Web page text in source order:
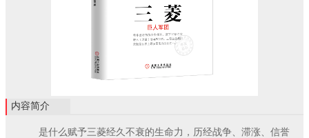
内容简介
是什么赋予三菱经久不衰的生命力，历经战争、滞涨、信誉